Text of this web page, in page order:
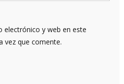
electrónico y web en este
vez que comente.